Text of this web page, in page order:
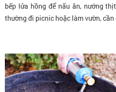
bếp lửa hồng để nấu ăn, nướng
thường đi picnic hoặc làm vườn,